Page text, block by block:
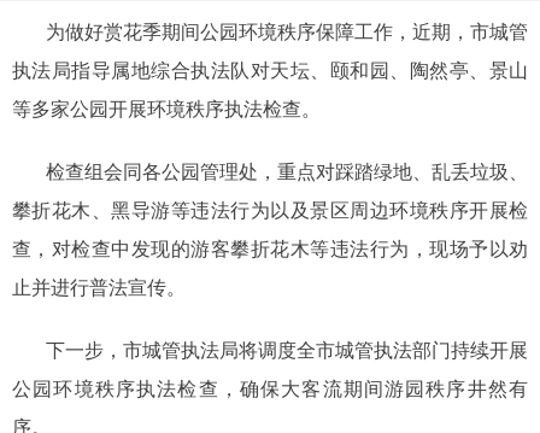
为做好赏花季期间公园环境秩序保障工作，近期，市城管
执法局指导属地综合执法队对天坛、颐和园、陶然亭、景山
等多家公园开展环境秩序执法检查。
检查组会同各公园管理处，重点对踩踏绿地、乱丢垃圾、
攀折花木、黑导游等违法行为以及景区周边环境秩序开展检
查，对检查中发现的游客攀折花木等违法行为，现场予以劝
止并进行普法宣传。
下一步，市城管执法局将调度全市城管执法部门持续开展
公园环境秩序执法检查，确保大客流期间游园秩序井然有
序。